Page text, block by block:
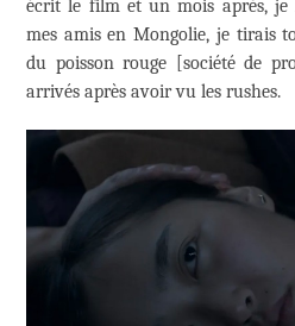
écrit le film et un mois après, je
mes amis en Mongolie, je tirais
du poisson rouge [société de
arrivés après avoir vu les rushes.